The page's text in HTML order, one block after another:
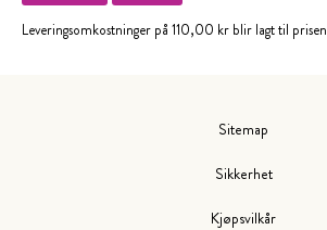
Leveringsomkostninger på 110,00 kr blir lagt til prisen
Sitemap
Sikkerhet
Kjøpsvilkår